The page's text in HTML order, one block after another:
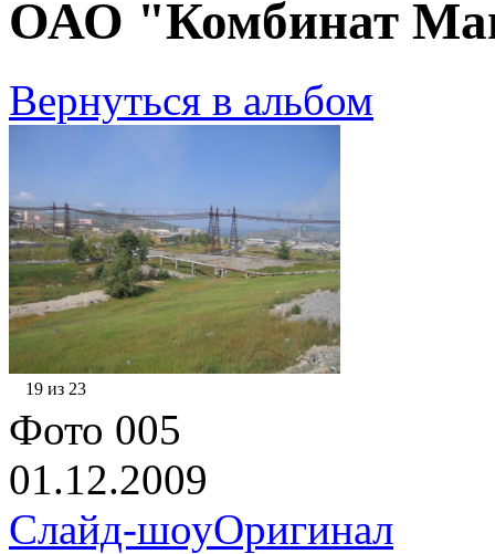
ОАО "Комбинат
Вернуться в альбом
19 из 23
Фото 005
01.12.2009
Слайд-шоуОригинал